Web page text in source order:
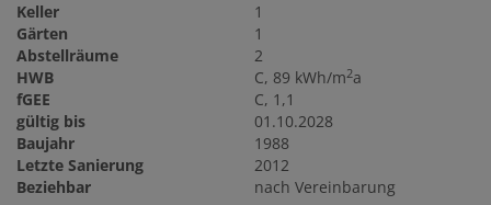
Keller
1
Gärten
1
Abstellräume
2
HWB
C, 89 kWh/m2a
fGEE
C, 1,1
gültig bis
01.10.2028
Baujahr
1988
Letzte Sanierung
2012
Beziehbar
nach Vereinbarung